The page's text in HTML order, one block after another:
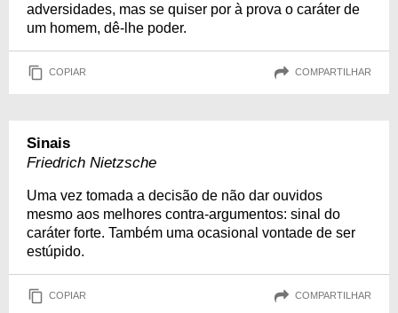
adversidades, mas se quiser por à prova o caráter de
um homem, dê-lhe poder.
COPIAR COMPARTILHAR
Sinais
Friedrich Nietzsche
Uma vez tomada a decisão de não dar ouvidos
mesmo aos melhores contra-argumentos: sinal do
caráter forte. Também uma ocasional vontade de ser
estúpido.
COPIAR COMPARTILHAR